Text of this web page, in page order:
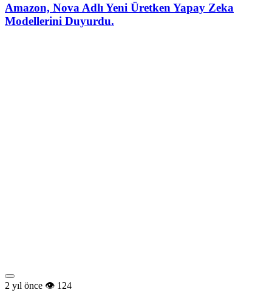
Amazon, Nova Adlı Yeni Üretken Yapay Zeka
Modellerini Duyurdu.
2 yıl önce 124